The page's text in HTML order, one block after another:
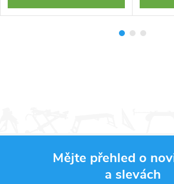
Mějte přehled o
a slevách